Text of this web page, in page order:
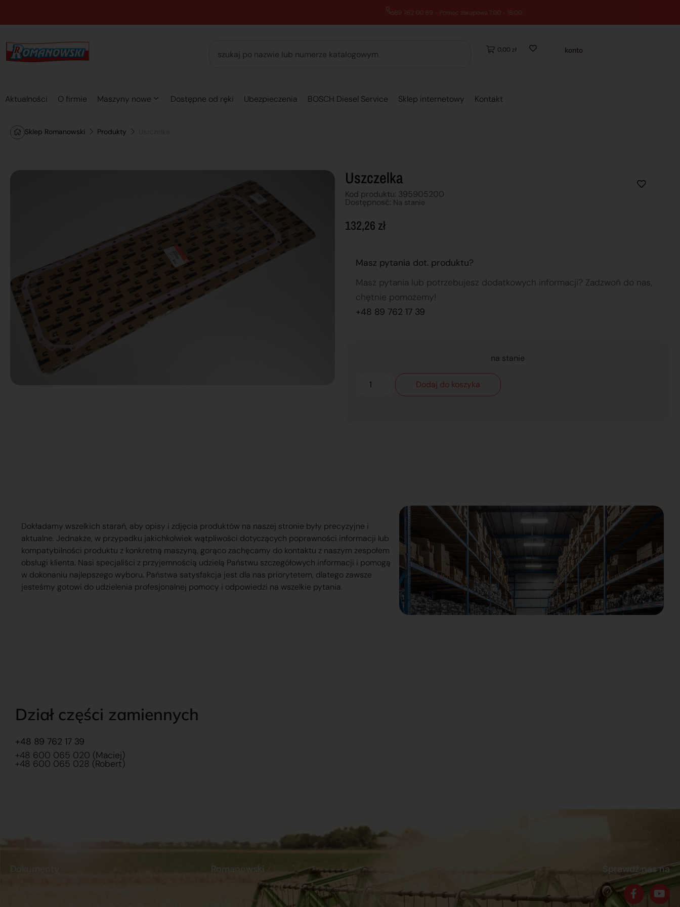
89 762 00 69 - Pomoc zakupowa 7:00 - 16:00
0,00 zł konto
Aktualności O firmie Maszyny nowe Dostępne od ręki Ubezpieczenia BOSCH Diesel Service Sklep internetowy Kontakt
Sklep Romanowski Produkty
Uszczelka
Kod produktu: 395905200
Dostępnosć: Na stanie
132,26 zł
Masz pytania dot. produktu?
Masz pytania lub potrzebujesz dodatkowych informacji? Zadzwoń do nas,
chętnie pomożemy!
+48 89 762 17 39
na stanie
Dodaj do koszyka
Dokładamy wszelkich starań, aby opisy i zdjęcia produktów na naszej stronie były precyzyjne i
aktualne. Jednakże, w przypadku jakichkolwiek wątpliwości dotyczących poprawności informacji lub
kompatybilności produktu z konkretną maszyną, gorąco zachęcamy do kontaktu z naszym zespołem
obsługi klienta. Nasi specjaliści z przyjemnością udzielą Państwu szczegółowych informacji i pomogą
w dokonaniu najlepszego wyboru. Państwa satysfakcja jest dla nas priorytetem, dlatego zawsze
jesteśmy gotowi do udzielenia profesjonalnej pomocy i odpowiedzi na wszelkie pytania.
Dział części zamiennych
+48 89 762 17 39
+48 600 065 020 (Maciej)
+48 600 065 028 (Robert)
Dokumenty Romanowski
Praca
Sprawdź nas na